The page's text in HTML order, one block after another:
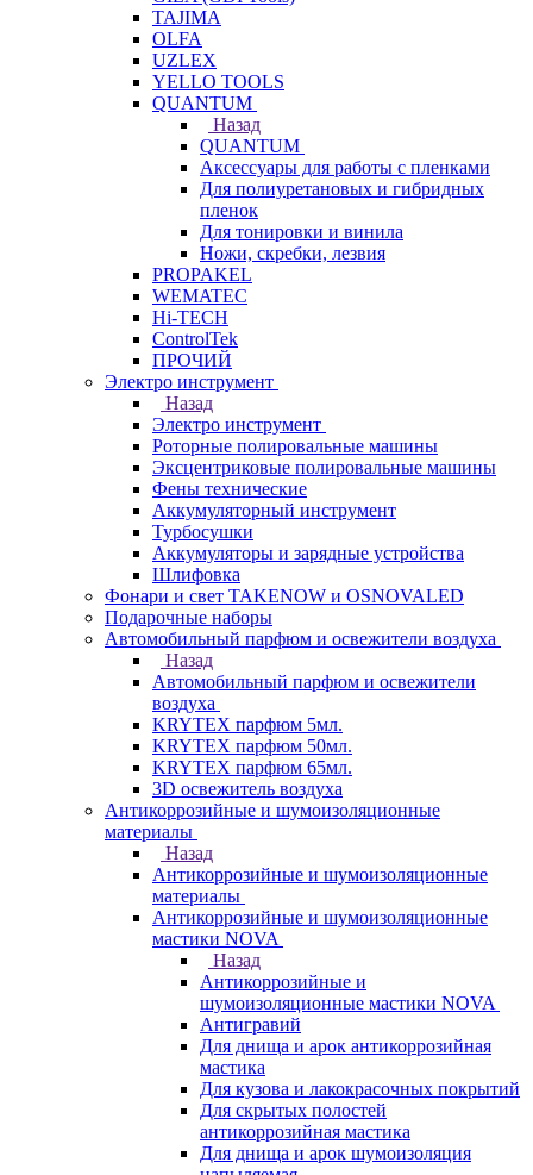
TAJIMA
OLFA
UZLEX
YELLO TOOLS
QUANTUM
Назад
QUANTUM
Аксессуары для работы с пленками
Для полиуретановых и гибридных
пленок
Для тонировки и винила
Ножи, скребки, лезвия
PROPAKEL
WEMATEC
Hi-TECH
ControlTek
ПРОЧИЙ
Электро инструмент
Назад
Электро инструмент
Роторные полировальные машины
Эксцентриковые полировальные машины
Фены технические
Аккумуляторный инструмент
Турбосушки
Аккумуляторы и зарядные устройства
Шлифовка
Фонари и свет TAKENOW и OSNOVALED
Подарочные наборы
Автомобильный парфюм и освежители воздуха
Назад
Автомобильный парфюм и освежители
воздуха
KRYTEX парфюм 5мл.
KRYTEX парфюм 50мл.
KRYTEX парфюм 65мл.
3D освежитель воздуха
Антикоррозийные и шумоизоляционные
материалы
Назад
Антикоррозийные и шумоизоляционные
материалы
Антикоррозийные и шумоизоляционные
мастики NOVA
Назад
Антикоррозийные и
шумоизоляционные мастики NOVA
Антигравий
Для днища и арок антикоррозийная
мастика
Для кузова и лакокрасочных покрытий
Для скрытых полостей
антикоррозийная мастика
Для днища и арок шумоизоляция